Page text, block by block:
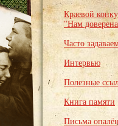
Краевой
"Нам
Часто
Интервью
Полезные
Книга памяти
Письма